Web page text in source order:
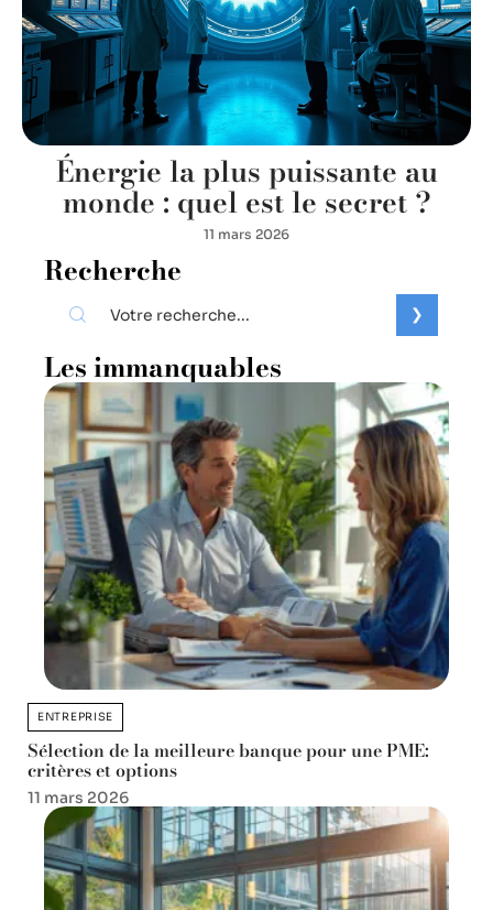
Énergie la plus puissante au
monde : quel est le secret ?
11 mars 2026
Recherche
Les immanquables
ENTREPRISE
Sélection de la meilleure banque pour une PME:
critères et options
11 mars 2026